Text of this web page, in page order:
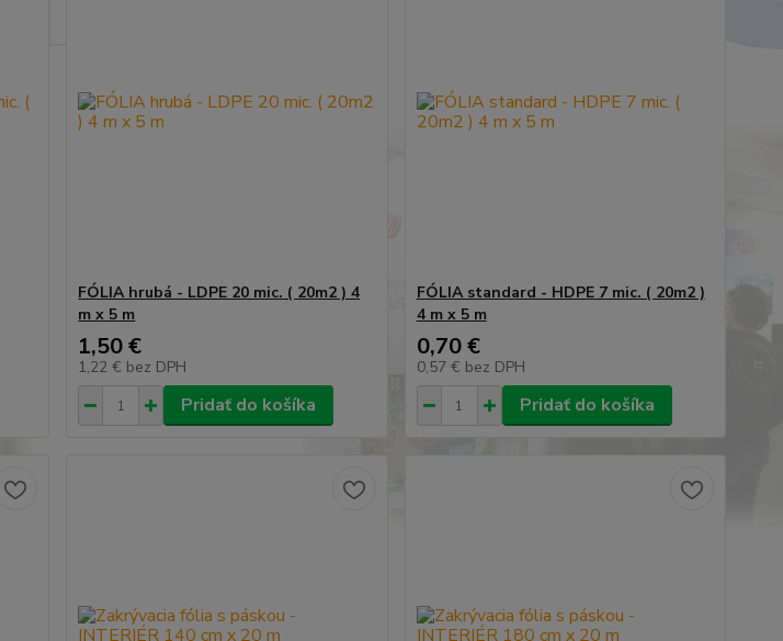
FÓLIA hrubá - LDPE 20 mic. ( 20m2 ) 4
m x 5 m
1,50 €
1,22 € bez DPH
Pridať do košíka
FÓLIA standard - HDPE 7 mic. ( 20m2 )
4 m x 5 m
0,70 €
0,57 € bez DPH
Pridať do košíka